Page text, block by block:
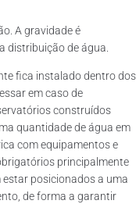
A gravidade é
distribuição de água.
fica instalado dentro dos
em caso de
construídos
quantidade de água em
com equipamentos e
principalmente
posicionados a uma
de forma a garantir